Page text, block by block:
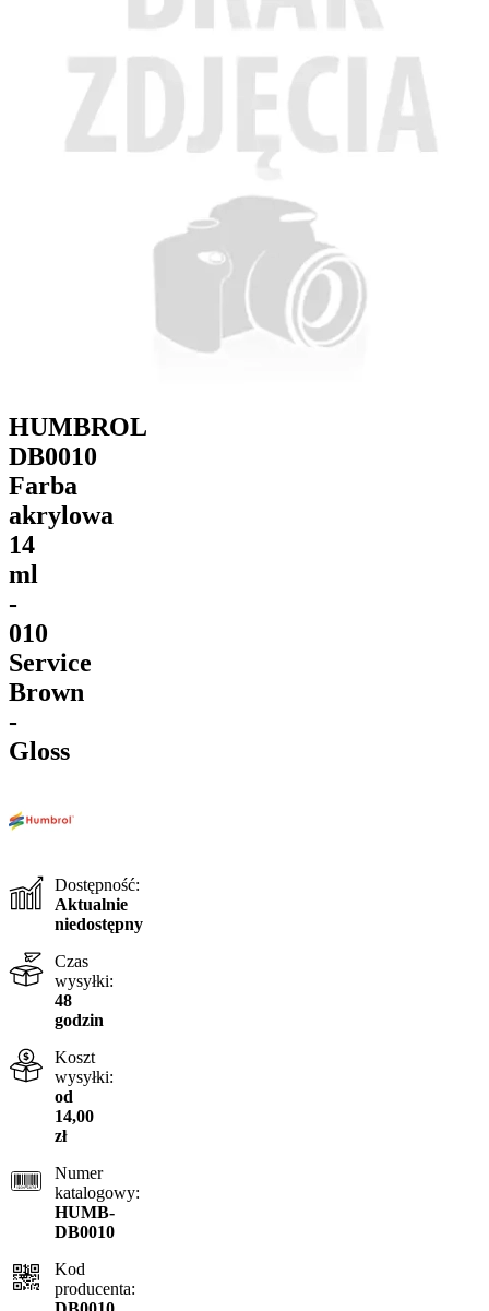
HUMBROL
DB0010
Farba
akrylowa
14
ml
-
010
Service
Brown
-
Gloss
Dostępność:
Aktualnie
niedostępny
Czas
wysyłki:
48
godzin
Koszt
wysyłki:
od
14,00
zł
Numer
katalogowy:
HUMB-
DB0010
Kod
producenta: